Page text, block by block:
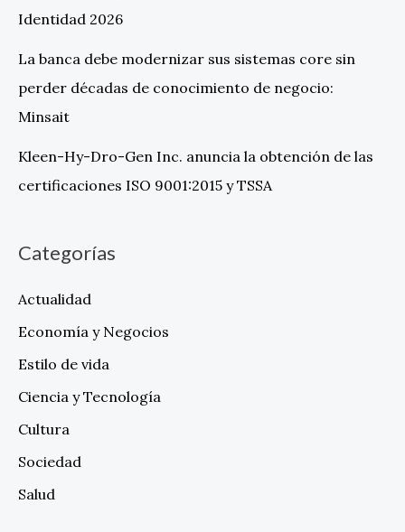
Identidad 2026
La banca debe modernizar sus sistemas core sin
perder décadas de conocimiento de negocio:
Minsait
Kleen-Hy-Dro-Gen Inc. anuncia la obtención de las
certificaciones ISO 9001:2015 y TSSA
Categorías
Actualidad
Economía y Negocios
Estilo de vida
Ciencia y Tecnología
Cultura
Sociedad
Salud